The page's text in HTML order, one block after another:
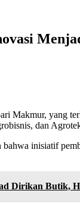
Makmur, yang
dan
inisiatif
Dirikan Butik,